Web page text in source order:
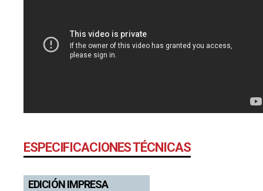
ESPECIFICACIONES TÉCNICAS
EDICIÓN IMPRESA